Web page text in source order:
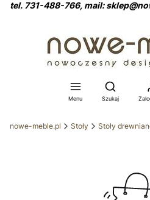
tel. 731-488-766, mail:
Menu
Otwórz
Szukaj
nowe-meble.pl Stoły Stoły